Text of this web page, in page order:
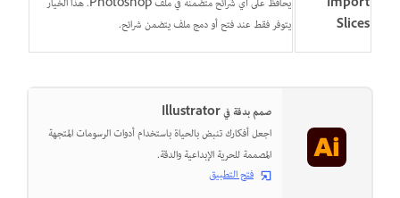
Slices
يتوفر فقط عند فتح أو دمج ملف يتضمن شرائح.
صمم بدقة في Illustrator
اجعل أفكارك تنبض بالحياة باستخدام أدوات الرسومات المتجهة
المصممة للحرية الإبداعية والدقة.
فتح التطبيق